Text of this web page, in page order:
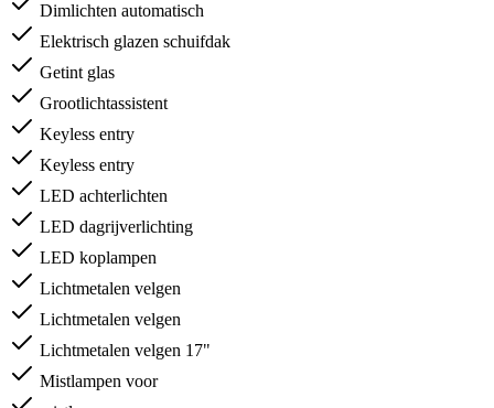
Dimlichten automatisch
Elektrisch glazen schuifdak
Getint glas
Grootlichtassistent
Keyless entry
Keyless entry
LED achterlichten
LED dagrijverlichting
LED koplampen
Lichtmetalen velgen
Lichtmetalen velgen
Lichtmetalen velgen 17"
Mistlampen voor